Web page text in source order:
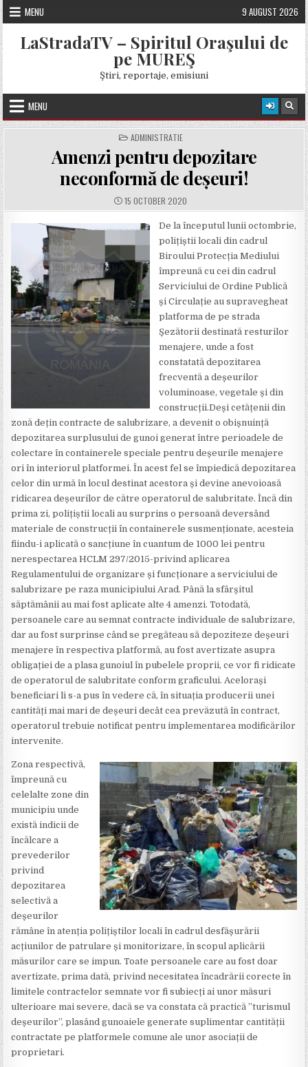
Skip
to
content
MENU 9 AUGUST 2026
LaStradaTV – Spiritul Oraşului de
pe MUREŞ
Ştiri, reportaje, emisiuni
MENU
POSTED
IN
ADMINISTRATIE
Amenzi pentru depozitare
neconformă de deșeuri!
PUBLISHED
DATE:
15 OCTOBER 2020
De la începutul lunii octombrie,
polițiștii locali din cadrul
Biroului Protecția Mediului
împreună cu cei din cadrul
Serviciului de Ordine Publică
și Circulație au supravegheat
platforma de pe strada
Șezătorii destinată resturilor
menajere, unde a fost
constatată depozitarea
frecventă a deșeurilor
voluminoase, vegetale și din
construcții.Deși cetățenii din
zonă dețin contracte de salubrizare, a devenit o obișnuință
depozitarea surplusului de gunoi generat între perioadele de
colectare în containerele speciale pentru deșeurile menajere
ori în interiorul platformei. În acest fel se împiedică depozitarea
celor din urmă în locul destinat acestora și devine anevoioasă
ridicarea deșeurilor de către operatorul de salubritate. Încă din
prima zi, polițiștii locali au surprins o persoană deversând
materiale de construcții în containerele susmenționate, acesteia
fiindu-i aplicată o sancțiune în cuantum de 1000 lei pentru
nerespectarea HCLM 297/2015-privind aplicarea
Regulamentului de organizare și funcționare a serviciului de
salubrizare pe raza municipiului Arad. Până la sfârșitul
săptămânii au mai fost aplicate alte 4 amenzi. Totodată,
persoanele care au semnat contracte individuale de salubrizare,
dar au fost surprinse când se pregăteau să depoziteze deșeuri
menajere în respectiva platformă, au fost avertizate asupra
obligației de a plasa gunoiul în pubelele proprii, ce vor fi ridicate
de operatorul de salubritate conform graficului. Acelorași
beneficiari li s-a pus în vedere că, în situația producerii unei
cantități mai mari de deșeuri decât cea prevăzută în contract,
operatorul trebuie notificat pentru implementarea modificărilor
intervenite.
Zona respectivă,
împreună cu
celelalte zone din
municipiu unde
există indicii de
încălcare a
prevederilor
privind
depozitarea
selectivă a
deșeurilor
rămâne în atenția polițiștilor locali în cadrul desfășurării
acțiunilor de patrulare și monitorizare, în scopul aplicării
măsurilor care se impun. Toate persoanele care au fost doar
avertizate, prima dată, privind necesitatea încadrării corecte în
limitele contractelor semnate vor fi subiecți ai unor măsuri
ulterioare mai severe, dacă se va constata că practică ”turismul
deșeurilor”, plasând gunoaiele generate suplimentar cantității
contractate pe platformele comune ale unor asociații de
proprietari.